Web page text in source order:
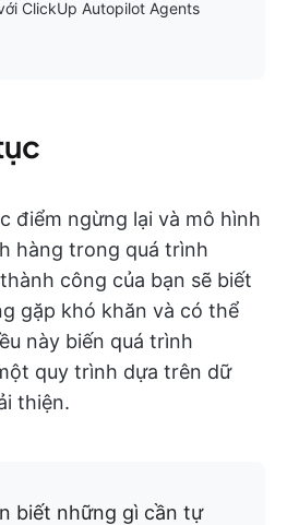
ClickUp Autopilot Agents
điểm ngừng lại và mô hình
hàng trong quá trình
công của bạn sẽ biết
gặp khó khăn và có thể
này biến quá trình
quy trình dựa trên dữ
thiện.
biết những gì cần tự